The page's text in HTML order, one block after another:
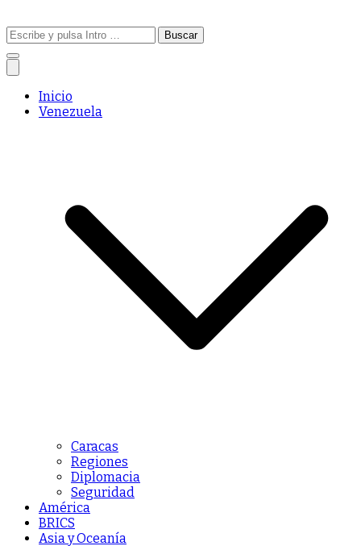
Buscar:
Inicio
Venezuela
Caracas
Regiones
Diplomacia
Seguridad
América
BRICS
Asia y Oceanía